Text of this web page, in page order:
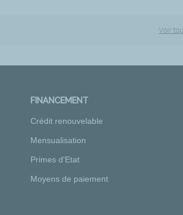
Voir
FINANCEMENT
Crédit renouvelable
Mensualisation
Primes d'Etat
Moyens de paiement